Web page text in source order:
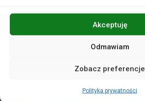
Akceptuję
Odmawiam
Zobacz preferencje
Polityka prywatności